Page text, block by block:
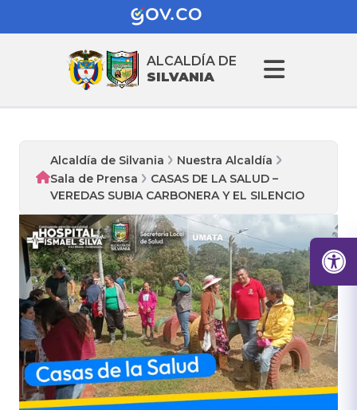
ALCALDÍA DE
SILVANIA
Alcaldía de Silvania
Nuestra Alcaldía
Sala de Prensa
CASAS DE LA SALUD –
VEREDAS SUBIA CARBONERA Y EL SILENCIO